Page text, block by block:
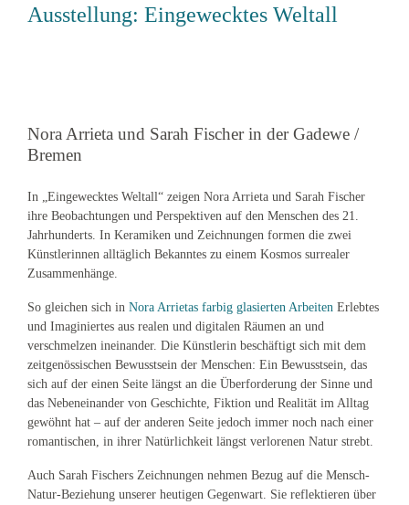
Ausstellung: Eingewecktes Weltall
Nora Arrieta und Sarah Fischer in der Gadewe /
Bremen
In „Eingewecktes Weltall“ zeigen Nora Arrieta und Sarah Fischer
ihre Beobachtungen und Perspektiven auf den Menschen des 21.
Jahrhunderts. In Keramiken und Zeichnungen formen die zwei
Künstlerinnen alltäglich Bekanntes zu einem Kosmos surrealer
Zusammenhänge.
So gleichen sich in Nora Arrietas farbig glasierten Arbeiten Erlebtes
und Imaginiertes aus realen und digitalen Räumen an und
verschmelzen ineinander. Die Künstlerin beschäftigt sich mit dem
zeitgenössischen Bewusstsein der Menschen: Ein Bewusstsein, das
sich auf der einen Seite längst an die Überforderung der Sinne und
das Nebeneinander von Geschichte, Fiktion und Realität im Alltag
gewöhnt hat – auf der anderen Seite jedoch immer noch nach einer
romantischen, in ihrer Natürlichkeit längst verlorenen Natur strebt.
Auch Sarah Fischers Zeichnungen nehmen Bezug auf die Mensch-
Natur-Beziehung unserer heutigen Gegenwart. Sie reflektieren über